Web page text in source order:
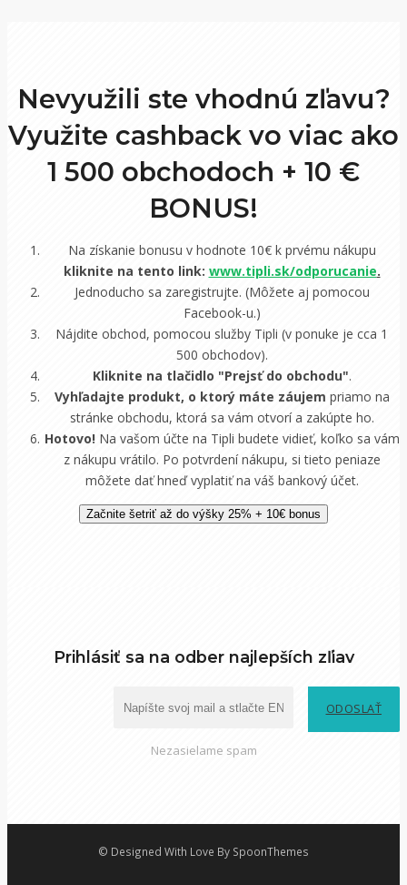
Nevyužili ste vhodnú zľavu?
Využite cashback vo viac ako
1 500 obchodoch + 10 €
BONUS!
Na získanie bonusu v hodnote 10€ k prvému nákupu
kliknite na tento link: www.tipli.sk/odporucanie.
Jednoducho sa zaregistrujte. (Môžete aj pomocou
Facebook-u.)
Nájdite obchod, pomocou služby Tipli (v ponuke je cca 1
500 obchodov).
Kliknite na tlačidlo "Prejsť do obchodu".
Vyhľadajte produkt, o ktorý máte záujem priamo na
stránke obchodu, ktorá sa vám otvorí a zakúpte ho.
Hotovo!Na vašom účte na Tipli budete vidieť, koľko sa vám
z nákupu vrátilo. Po potvrdení nákupu, si tieto peniaze
môžete dať hneď vyplatiť na váš bankový účet.
Začnite šetriť až do výšky 25% + 10€ bonus
Prihlásiť sa na odber najlepších zľiav
ODOSLAŤ
Nezasielame spam
© Designed With Love By SpoonThemes